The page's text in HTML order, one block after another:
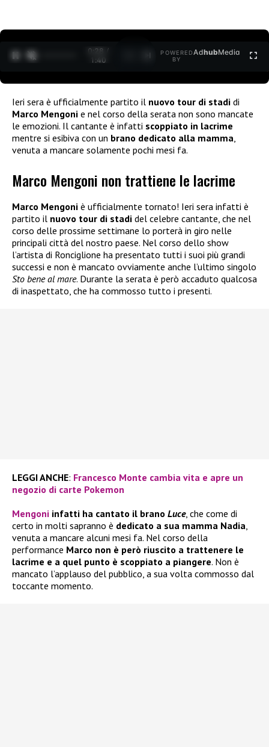
0:30 /
1:40
POWERED
BY
AdhubMedia
Ieri sera è ufficialmente partito il nuovo tour di stadi di
Marco Mengoni e nel corso della serata non sono mancate
le emozioni. Il cantante è infatti scoppiato in lacrime
mentre si esibiva con un brano dedicato alla mamma
venuta a mancare solamente pochi mesi fa.
Marco Mengoni non trattiene le lacrime
Marco Mengoni è ufficialmente tornato! Ieri sera infatti è
partito il nuovo tour di stadi del celebre cantante, che nel
corso delle prossime settimane lo porterà in giro nelle
principali città del nostro paese. Nel corso dello show
l’artista di Ronciglione ha presentato tutti i suoi più grandi
successi e non è mancato ovviamente anche l’ultimo singolo
Sto bene al mare. Durante la serata è però accaduto qualcosa
di inaspettato, che ha commosso tutto i presenti.
LEGGI ANCHE: Francesco Monte cambia vita e apre un
negozio di carte Pokemon
Mengoni infatti ha cantato il brano Luce, che come di
certo in molti sapranno è dedicato a sua mamma Nadia,
venuta a mancare alcuni mesi fa. Nel corso della
performance Marco non è però riuscito a trattenere le
lacrime e a quel punto è scoppiato a piangere. Non è
mancato l’applauso del pubblico, a sua volta commosso dal
toccante momento.